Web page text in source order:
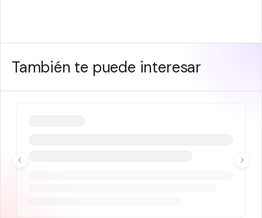
También te puede interesar